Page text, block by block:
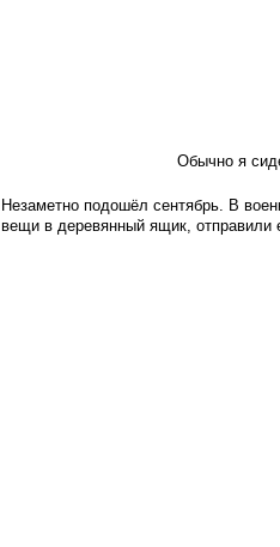
Обычно я
Незаметно подошёл сентябрь. В
вещи в деревянный ящик, отправили